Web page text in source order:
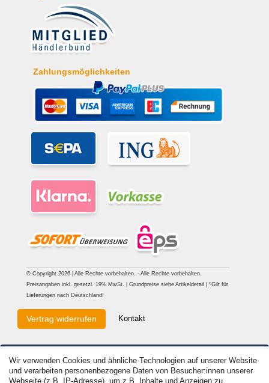
Zahlungsmöglichkeiten
© Copyright 2026 | Alle Rechte vorbehalten. - Alle Rechte vorbehalten.
Preisangaben inkl. gesetzl. 19% MwSt. | Grundpreise siehe Artikeldetail | *Gilt für
Lieferungen nach Deutschland!
Vertrag widerrufen Kontakt
Wir verwenden Cookies und ähnliche Technologien auf unserer Website
und verarbeiten personenbezogene Daten von Besucher:innen unserer
Webseite (z.B. IP-Adresse), um z.B. Inhalte und Anzeigen zu